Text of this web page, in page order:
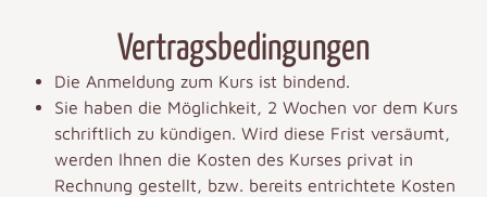
Vertragsbedingungen
Die Anmeldung zum Kurs ist bindend.
Sie haben die Möglichkeit, 2 Wochen vor dem Kurs
schriftlich zu kündigen. Wird diese Frist versäumt,
werden Ihnen die Kosten des Kurses privat in
Rechnung gestellt, bzw. bereits entrichtete Kosten